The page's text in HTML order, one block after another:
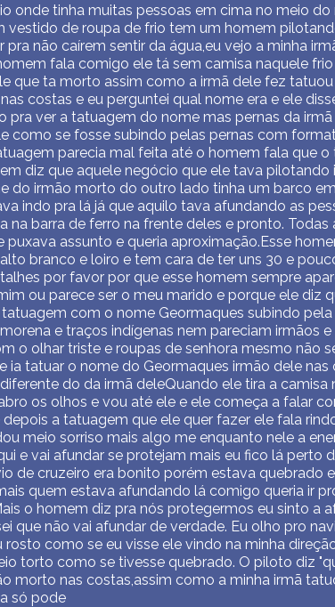
onde tinha muitas pessoas em cima no meio
vestido de roupa de frio tem um homem
pra não caírem sentir da água,eu vejo a minha
fala comigo ele tá sem camisa naquele
que ta morto assim como a irmã dele fez
costas e eu perguntei qual nome era e ele
pra ver a tatuagem do nome mas pernas da
como se fosse subindo pelas pernas com
parecia mal feita até o homem fala que
diz que aquele negócio que ele tava pilotando
do irmão morto do outro lado tinha um barco
indo pra lá já que aquilo tava afundando as
na barra de ferro na frente deles e pronto. Todas
puxava assunto e queria aproximação.Esse
branco e loiro e tem cara de ter uns 30 e
por favor por que esse homem sempre
ou parece ser o meu marido e porque ele diz
tatuagem com o nome Geormaques subindo
e traços indígenas nem pareciam irmãos
o olhar triste e roupas de senhora mesmo não
ia tatuar o nome do Geormaques irmão dele
do da irmã deleQuando ele tira a
os olhos e vou até ele e ele começa a falar
a tatuagem que ele quer fazer ele fala
meio sorriso mais algo me enquanto nele a
e vai afundar se protejam mais eu fico lá perto
de cruzeiro era bonito porém estava quebrado
quem estava afundando lá comigo queria ir
o homem diz pra nós protegermos eu sinto a
que não vai afundar de verdade. Eu olho pro
como se eu visse ele vindo na minha
torto como se tivesse quebrado. O piloto diz
morto nas costas,assim como a minha irmã
só pode